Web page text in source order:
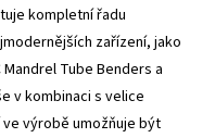
kompletní řadu
zařízení, jako
Tube Benders a
v kombinaci s velice
výrobě umožňuje být